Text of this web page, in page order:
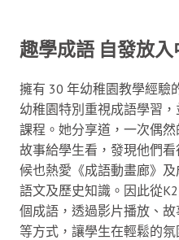
趣學成語 自發放
擁有 30 年幼稚園教學經驗
幼稚園特別重視成語學習
課程。她分享道，一次偶
故事給學生看，發現他們
候也熱愛《成語動畫廊》
語文及歷史知識。因此從
個成語，透過影片播放、
等方式，讓學生在輕鬆的